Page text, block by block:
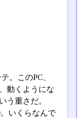
。このPC、
動くようにな
う重さだ。
いくらなんで